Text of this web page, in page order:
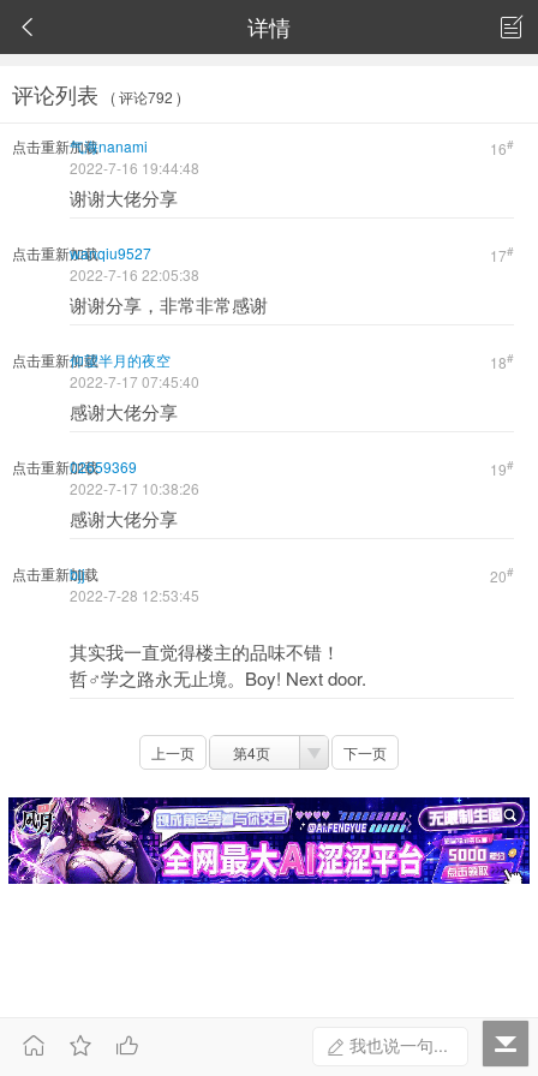
 详情 
评论列表 ( 评论792 )
点击重新加载 16#
气海nanami
2022-7-16 19:44:48
谢谢大佬分享
点击重新加载 17#
wanqiu9527
2022-7-16 22:05:38
谢谢分享，非常非常感谢
点击重新加载 18#
仰望半月的夜空
2022-7-17 07:45:40
感谢大佬分享
点击重新加载 19#
02659369
2022-7-17 10:38:26
感谢大佬分享
点击重新加载 20#
bjj
2022-7-28 12:53:45
其实我一直觉得楼主的品味不错！
哲♂学之路永无止境。Boy! Next door.
上一页 第4页 下一页
我也说一句...
  